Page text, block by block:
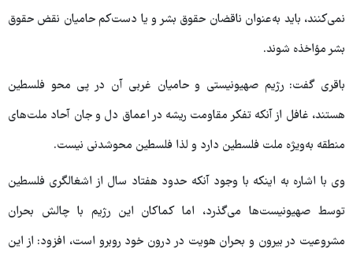
نمی‌کنند، باید به‌عنوان ناقضان حقوق بشر و یا دست‌کم حامیان نقض حقوق
بشر مؤاخذه شوند.
باقری گفت: رژیم صهیونیستی و حامیان غربی آن در پی محو فلسطین
هستند، غافل از آنکه تفکر مقاومت ریشه در اعماق دل و جان آحاد ملت‌های
منطقه به‌ویژه ملت فلسطین دارد و لذا فلسطین محوشدنی نیست.
وی با اشاره به اینکه با وجود آنکه حدود هفتاد سال از اشغالگری فلسطین
توسط صهیونیست‌ها می‌گذرد، اما کماکان این رژیم با چالش بحران
مشروعیت در بیرون و بحران هویت در درون خود روبرو است، افزود: از این